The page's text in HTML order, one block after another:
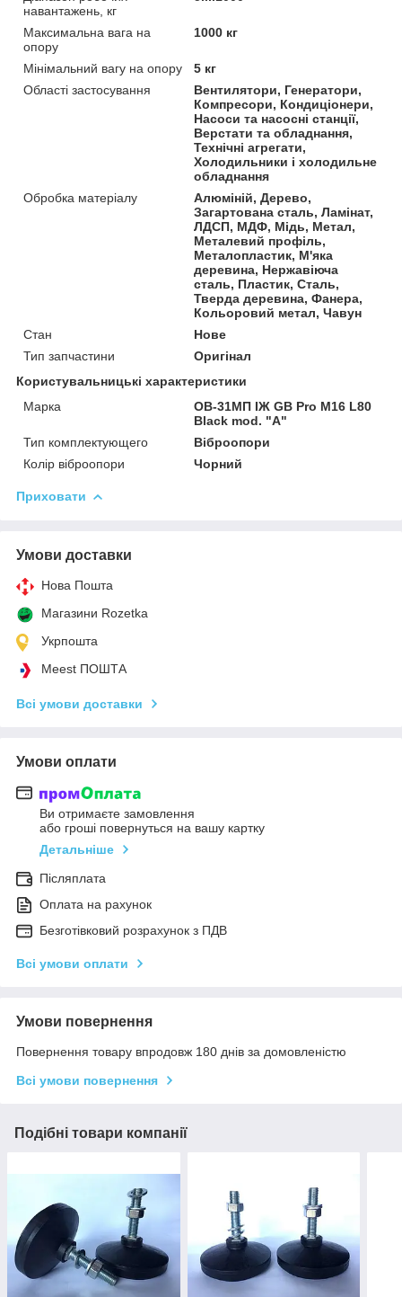
навантажень, кг
Максимальна вага на
опору
1000 кг
Мінімальний вагу на опору
5 кг
Області застосування
Вентилятори, Генератори,
Компресори, Кондиціонери,
Насоси та насосні станції,
Верстати та обладнання,
Технічні агрегати,
Холодильники і холодильне
обладнання
Обробка матеріалу
Алюміній, Дерево,
Загартована сталь, Ламінат,
ЛДСП, МДФ, Мідь, Метал,
Металевий профіль,
Металопластик, М'яка
деревина, Нержавіюча
сталь, Пластик, Сталь,
Тверда деревина, Фанера,
Кольоровий метал, Чавун
Стан
Нове
Тип запчастини
Оригінал
Користувальницькі характеристики
Марка
ОВ-31МП ІЖ GB Pro M16 L80
Black mod. "A"
Тип комплектующего
Віброопори
Колір віброопори
Чорний
Приховати
Умови доставки
Нова Пошта
Магазини Rozetka
Укрпошта
Meest ПОШТА
Всі умови доставки
Умови оплати
Ви отримаєте замовлення
або гроші повернуться на вашу картку
Детальніше
Післяплата
Оплата на рахунок
Безготівковий розрахунок з ПДВ
Всі умови оплати
Умови повернення
Повернення товару впродовж 180 днів за домовленістю
Всі умови повернення
Подібні товари компанії